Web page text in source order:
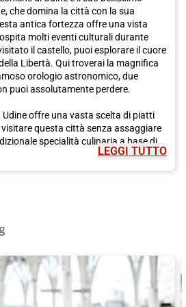
che domina la città con la sua
antica fortezza offre una vista
molti eventi culturali durante
il castello, puoi esplorare il cuore
Libertà. Qui troverai la magnifica
orologio astronomico, due
puoi assolutamente perdere.
Udine offre una vasta scelta di piatti
visitare questa città senza assaggiare
specialità culinaria a base di
piatti locali da non perdere includono il
della regione.
palato, puoi continuare la tua
con affreschi meravigliosi.
del centro storico, troverai anche la
da eleganti edifici storici e
della Fontana del Torello, un
LEGGI TUTTO